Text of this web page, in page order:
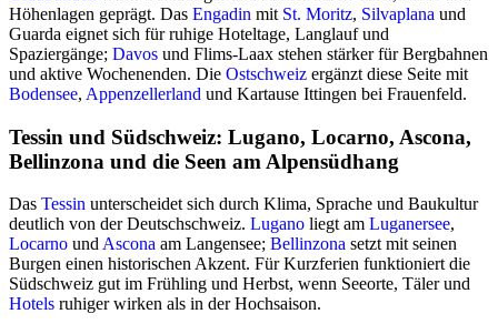
Höhenlagen geprägt. Das Engadin mit St. Moritz, Silvaplana und
Guarda eignet sich für ruhige Hoteltage, Langlauf und
Spaziergänge; Davos und Flims-Laax stehen stärker für Bergbahnen
und aktive Wochenenden. Die Ostschweiz ergänzt diese Seite mit
Bodensee, Appenzellerland und Kartause Ittingen bei Frauenfeld.
Tessin und Südschweiz: Lugano, Locarno, Ascona,
Bellinzona und die Seen am Alpensüdhang
Das Tessin unterscheidet sich durch Klima, Sprache und Baukultur
deutlich von der Deutschschweiz. Lugano liegt am Luganersee,
Locarno undAscona am Langensee; Bellinzona setzt mit seinen
Burgen einen historischen Akzent. Für Kurzferien funktioniert die
Südschweiz gut im Frühling und Herbst, wenn Seeorte, Täler und
Hotels ruhiger wirken als in der Hochsaison.